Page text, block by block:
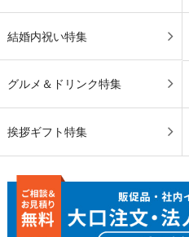
結婚内祝い特集
グルメ＆ドリンク特集
挨拶ギフト特集